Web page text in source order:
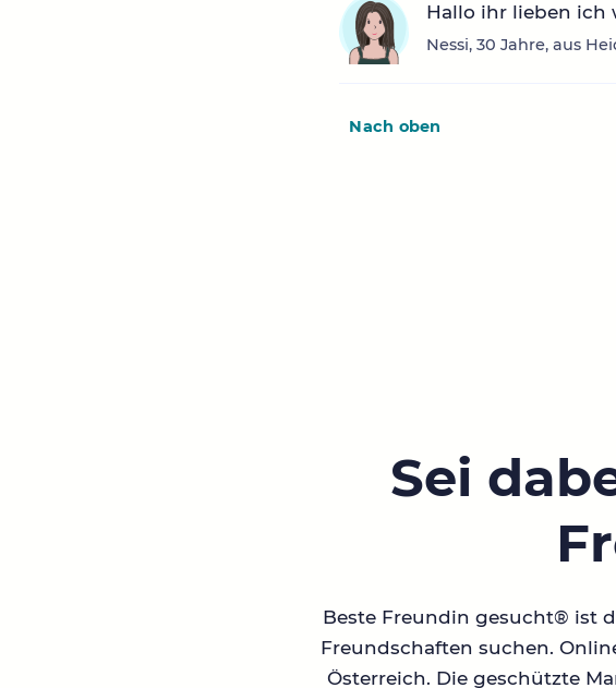
Hallo ihr lieben ich
Nessi, 30 Jahre, aus
Nach oben
Sei
Beste Freundin gesucht® ist
Freundschaften suchen.
Österreich. Die geschützte